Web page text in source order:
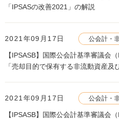
「IPSASの改善2021」の解説
2021年09月17日 公会計・
【IPSASB】国際公会計基準審議会
「売却目的で保有する非流動資産及
2021年09月17日 公会計・
【IPSASB】国際公会計基準審議会